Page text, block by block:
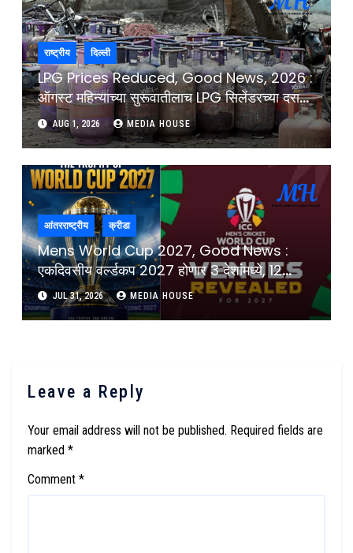
Case Delhi Court
राष्ट्रीय दिल्ली
LPG Prices Reduced, Good News, 2026 :
ऑगस्ट महिन्याच्या सुरूवातीलाच LPG सिलेंडरच्या दरात
कपात, थेट 200 रुपयांनी केला स्वस्त :
Commercial LPG Cylinder Prices
AUG 1, 2026 MEDIA HOUSE
आंतरराष्ट्रीय क्रीडा
Mens World Cup 2027, Good News :
एकदिवसीय वर्ल्डकप 2027 होणार 3 देशांंमध्ये, 12
स्टेडियममध्ये मिळून होणार 57 सामने : World Cup
2027, 3 Countries Hosts, 12 Venues 57
JUL 31, 2026 MEDIA HOUSE
Leave a Reply
Your email address will not be published. Required fields are
marked *
Comment *